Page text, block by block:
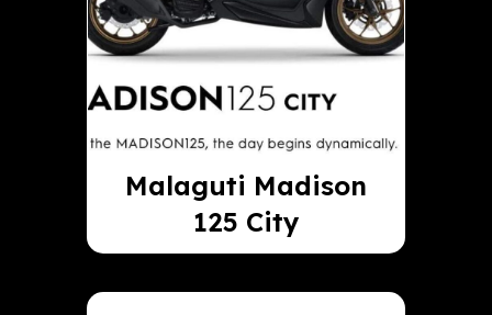
Malaguti Madison
125 City